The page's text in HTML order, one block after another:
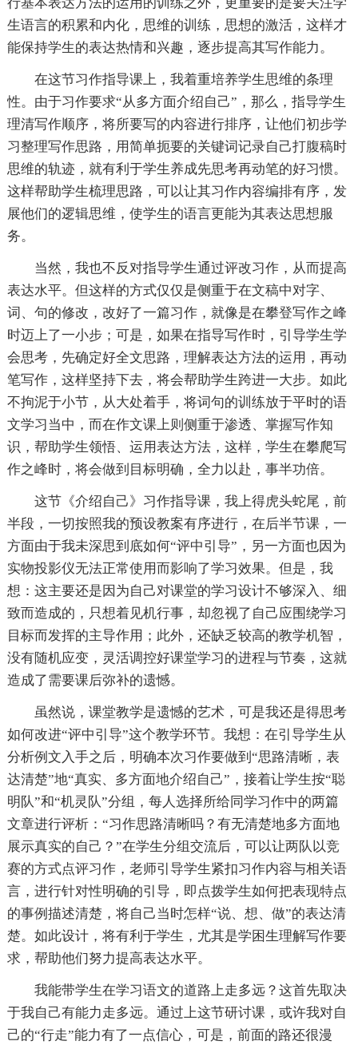
行基本表达方法的运用的训练之外，更重要的是要关注学
生语言的积累和内化，思维的训练，思想的激活，这样才
能保持学生的表达热情和兴趣，逐步提高其写作能力。
在这节习作指导课上，我着重培养学生思维的条理
性。由于习作要求“从多方面介绍自己”，那么，指导学生
理清写作顺序，将所要写的内容进行排序，让他们初步学
习整理写作思路，用简单扼要的关键词记录自己打腹稿时
思维的轨迹，就有利于学生养成先思考再动笔的好习惯。
这样帮助学生梳理思路，可以让其习作内容编排有序，发
展他们的逻辑思维，使学生的语言更能为其表达思想服
务。
当然，我也不反对指导学生通过评改习作，从而提高
表达水平。但这样的方式仅仅是侧重于在文稿中对字、
词、句的修改，改好了一篇习作，就像是在攀登写作之峰
时迈上了一小步；可是，如果在指导写作时，引导学生学
会思考，先确定好全文思路，理解表达方法的运用，再动
笔写作，这样坚持下去，将会帮助学生跨进一大步。如此
不拘泥于小节，从大处着手，将词句的训练放于平时的语
文学习当中，而在作文课上则侧重于渗透、掌握写作知
识，帮助学生领悟、运用表达方法，这样，学生在攀爬写
作之峰时，将会做到目标明确，全力以赴，事半功倍。
这节《介绍自己》习作指导课，我上得虎头蛇尾，前
半段，一切按照我的预设教案有序进行，在后半节课，一
方面由于我未深思到底如何“评中引导”，另一方面也因为
实物投影仪无法正常使用而影响了学习效果。但是，我
想：这主要还是因为自己对课堂的学习设计不够深入、细
致而造成的，只想着见机行事，却忽视了自己应围绕学习
目标而发挥的主导作用；此外，还缺乏较高的教学机智，
没有随机应变，灵活调控好课堂学习的进程与节奏，这就
造成了需要课后弥补的遗憾。
虽然说，课堂教学是遗憾的艺术，可是我还是得思考
如何改进“评中引导”这个教学环节。我想：在引导学生从
分析例文入手之后，明确本次习作要做到“思路清晰，表
达清楚”地“真实、多方面地介绍自己”，接着让学生按“聪
明队”和“机灵队”分组，每人选择所给同学习作中的两篇
文章进行评析：“习作思路清晰吗？有无清楚地多方面地
展示真实的自己？”在学生分组交流后，可以让两队以竞
赛的方式点评习作，老师引导学生紧扣习作内容与相关语
言，进行针对性明确的引导，即点拨学生如何把表现特点
的事例描述清楚，将自己当时怎样“说、想、做”的表达清
楚。如此设计，将有利于学生，尤其是学困生理解写作要
求，帮助他们努力提高表达水平。
我能带学生在学习语文的道路上走多远？这首先取决
于我自己有能力走多远。通过上这节研讨课，或许我对自
己的“行走”能力有了一点信心，可是，前面的路还很漫